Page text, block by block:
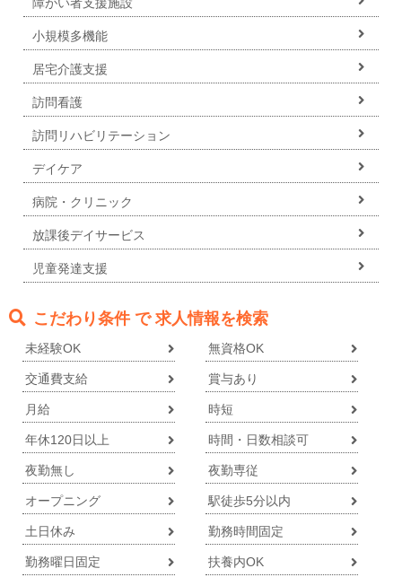
障がい者支援施設
小規模多機能
居宅介護支援
訪問看護
訪問リハビリテーション
デイケア
病院・クリニック
放課後デイサービス
児童発達支援
こだわり条件 で 求人情報を検索
未経験OK 無資格OK
交通費支給 賞与あり
月給 時短
年休120日以上 時間・日数相談可
夜勤無し 夜勤専従
オープニング 駅徒歩5分以内
土日休み 勤務時間固定
勤務曜日固定 扶養内OK